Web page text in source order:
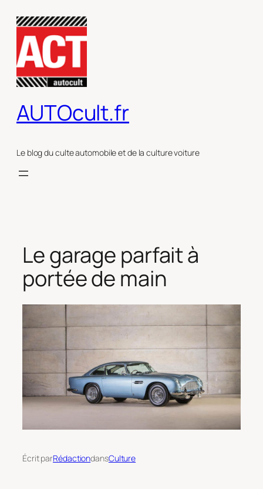
contenu
AUTOcult.fr
Le blog du culte automobile et de la culture voiture
Le garage parfait à
portée de main
Écrit parRédactiondansCulture